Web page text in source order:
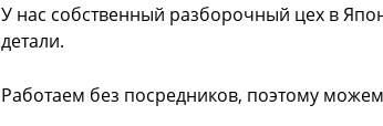
У нас собственный разборочный цех в
детали.
Работаем без посредников, поэтому